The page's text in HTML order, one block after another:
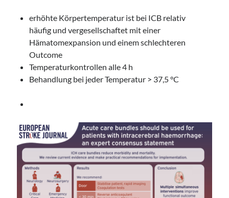
erhöhte Körpertemperatur ist bei ICB relativ
häufig und vergesellschaftet mit einer
Hämatomexpansion und einem schlechteren
Outcome
Temperaturkontrollen alle 4 h
Behandlung bei jeder Temperatur > 37,5 °C